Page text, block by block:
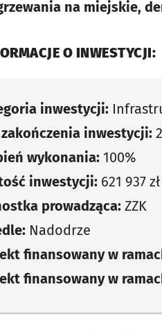
na miejskie,
O INWESTYCJI:
inwestycji:
zakończenia inwestycji:
wykonania: 100%
inwestycji: 621 937 zł
prowadząca: ZZK
Nadodrze
finansowany w
finansowany w